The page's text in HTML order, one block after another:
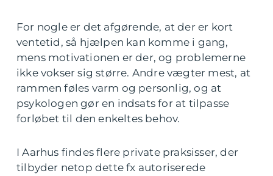
For nogle er det afgørende, at der er kort
ventetid, så hjælpen kan komme i gang,
mens motivationen er der, og problemerne
ikke vokser sig større. Andre vægter mest, at
rammen føles varm og personlig, og at
psykologen gør en indsats for at tilpasse
forløbet til den enkeltes behov.
I Aarhus findes flere private praksisser, der
tilbyder netop dette fx autoriserede